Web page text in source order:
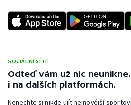
Triatlon
Veslování
Vodní slalom
SOCIÁLNÍ SÍTĚ
Odteď vám už nic
i na dalších platformách.
Nenechte si nikde ujít nejnovější